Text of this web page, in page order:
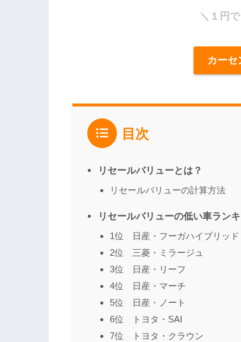
＼１円
カーセ
目次
リセールバリューとは？
リセールバリューの計算方法
リセールバリューの低い車ランキ
1位 日産・フーガハイブリッド
2位 三菱・ミラージュ
3位 日産・リーフ
4位 日産・マーチ
5位 日産・ノート
6位 トヨタ・SAI
7位 トヨタ・クラウン